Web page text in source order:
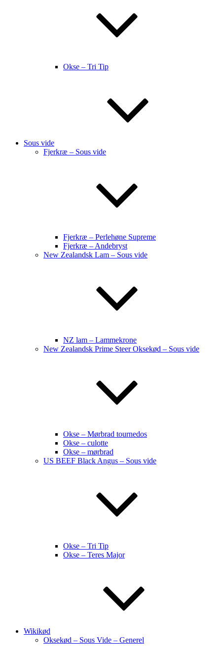
Okse – Tri Tip
Sous vide
Fjerkræ – Sous vide
Fjerkræ – Perlehøne Supreme
Fjerkræ – Andebryst
New Zealandsk Lam – Sous vide
NZ lam – Lammekrone
New Zealandsk Prime Steer Oksekød – Sous vide
Okse – Mørbrad tournedos
Okse – culotte
Okse – mørbrad
US BEEF Black Angus – Sous vide
Okse – Tri Tip
Okse – Teres Major
Wikikød
Oksekød – Sous Vide – Generel